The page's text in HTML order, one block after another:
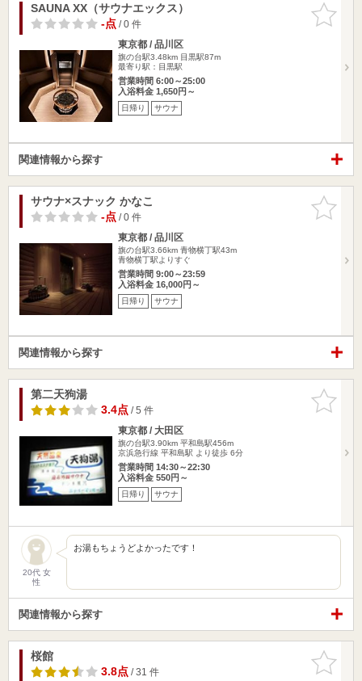
お気に入
りに追加
SAUNA XX（サウナエックス）
-点/ 0 件
東京都 / 品川区
旗の台駅3.48km 目黒駅87m
最寄り駅：目黒駅
営業時間 6:00～25:00
入浴料金 1,650円～
日帰り サウナ
関連情報から探す
お気に入
りに追加
サウナ×スナック かなこ
-点/ 0 件
東京都 / 品川区
旗の台駅3.66km 青物横丁駅43m
青物横丁駅よりすぐ
営業時間 9:00～23:59
入浴料金 16,000円～
日帰り サウナ
関連情報から探す
お気に入
りに追加
第二天狗湯
3.4点/ 5 件
東京都 / 大田区
旗の台駅3.90km 平和島駅456m
京浜急行線 平和島駅 より徒歩 6分
営業時間 14:30～22:30
入浴料金 550円～
日帰り サウナ
20代 女
性
お湯もちょうどよかったです！
関連情報から探す
お気に入
りに追加
桜館
3.8点/ 31 件